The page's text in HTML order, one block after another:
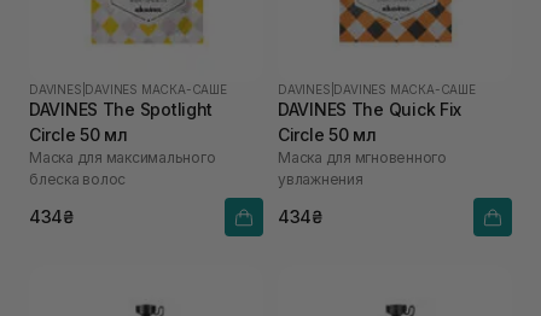
DAVINES DAVINES МАСКА-САШЕ
DAVINES The Spotlight
Circle 50 мл
Маска для максимального
блеска волос
434₴
DAVINES DAVINES МАСКА-САШЕ
DAVINES The Quick Fix
Circle 50 мл
Маска для мгновенного
увлажнения
434₴